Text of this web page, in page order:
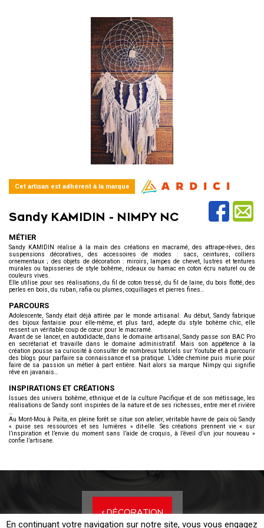
Cet artisan est adhérent à la marque
Sandy KAMIDIN - NIMPY NC
MÉTIER
Sandy KAMIDIN réalise à la main des créations en macramé, des attrape-rêves, des
suspensions décoratives, des accessoires de modes : sacs, ceintures, colliers
ornementaux ; des objets de décoration : miroirs, lampes de chevet, lustres et tentures
murales ou tapisseries de style bohême, rideaux ou hamac en coton écru naturel ou de
couleurs vives.
Elle utilise pour ses réalisations, du fil de coton tressé, du fil de laine, du bois flotté, des
perles en bois, du ruban, rafia ou plumes, coquillages et pierres fines…
PARCOURS
Adolescente, Sandy était déjà attirée par le monde artisanal. Au début, Sandy fabrique
des bijoux fantaisie pour elle-même, et plus tard, adepte du style bohème chic, elle
ressent un véritable coup de cœur pour le macramé.
Avant de se lancer, en autodidacte, dans le domaine artisanal, Sandy passe son BAC Pro
en secrétariat et travaille dans le domaine administratif. Mais son appétence à la
création pousse sa curiosité à consulter de nombreux tutoriels sur Youtube et à parcourir
des blogs pour parfaire sa connaissance et sa pratique. L’idée chemine puis murie pour
faire de sa passion un métier à part entière. Nait alors sa marque Nïmpy qui signifie
rêve en javanais…
INSPIRATIONS ET CRÉATIONS
Issues des univers bohême, ethnique et de la culture Pacifique et de son métissage, les
réalisations de Sandy sont inspirées de la nature et de ses richesses, entre mer et rivière
…
Au Mont-Mou à Païta, en pleine forêt se situe son atelier, véritable havre de paix où Sandy
« puise ses ressources et ses lumières » dit-elle. Ses créations prennent vie « sur
l’inspiration et l’envie du moment sans l’aide de croquis, à l’éveil d’un jour nouveau »
confie l’artisane.
< DÉCORATION
En continuant votre navigation sur notre site, vous vous engagez